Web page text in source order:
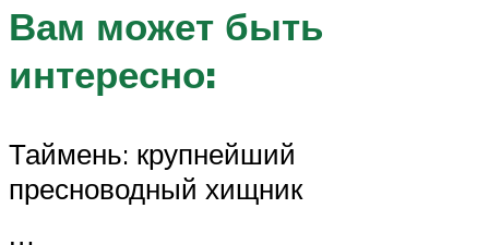
Вам может быть
интересно:
Таймень: крупнейший
пресноводный хищник